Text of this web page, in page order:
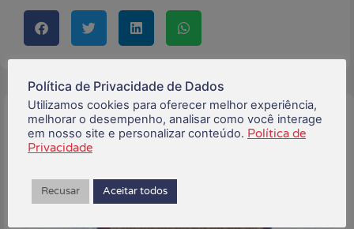
Buscar:
Posts Recentes:
Política de Privacidade de Dados
Utilizamos cookies para oferecer melhor experiência,
melhorar o desempenho, analisar como você interage
em nosso site e personalizar conteúdo. Política de
Privacidade
Recusar Aceitar todos